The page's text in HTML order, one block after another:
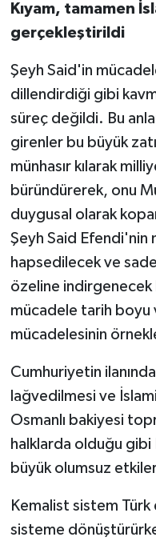
Kıyam, tamamen
gerçekleştirildi
Şeyh Said'in
dillendirdiği gibi
süreç değildi. Bu
girenler bu büyük
münhasır kılarak
büründürerek, onu
duygusal olarak
Şeyh Said Efendi'nin
hapsedilecek ve
özeline indirgenecek
mücadele tarih boyu
mücadelesinin
Cumhuriyetin
lağvedilmesi ve
Osmanlı bakiyesi
halklarda olduğu
büyük olumsuz
Kemalist sistem Türk
sisteme